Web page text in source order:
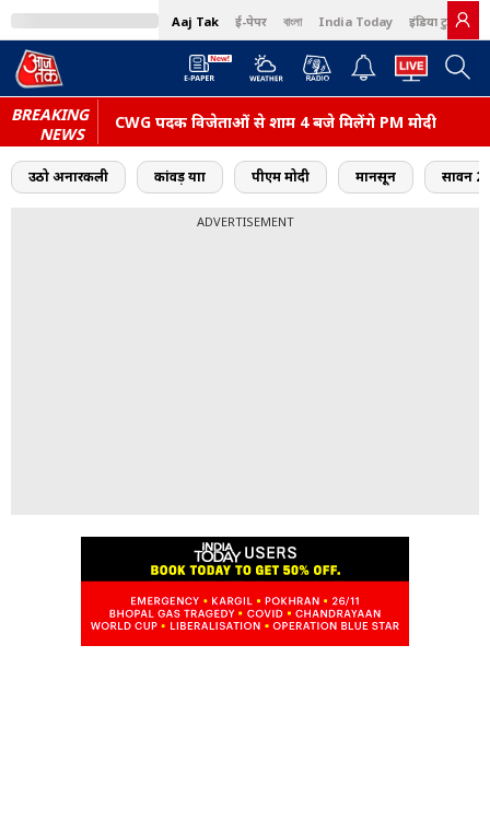
Aaj Tak ई-पेपर বাংলা India Today इंडिया टुडे हिंदी
BREAKING
NEWS
CWG पदक विजेताओं से शाम 4 बजे मिलेंगे PM मोदी
उठो अनारकली कांवड़ यात्रा पीएम मोदी मानसून सावन
ADVERTISEMENT